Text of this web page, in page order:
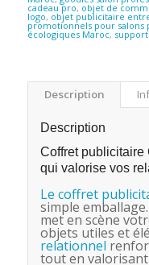
cadeau pro, objet de
logo, objet publicitaire
promotionnels pour salons
écologiques Maroc,
Description
Description
Coffret publicitaire
qui valorise vos
Le coffret
simple
met en scène
objets utiles et
relationnel
tout en valorisant